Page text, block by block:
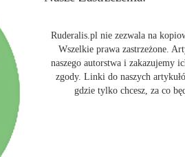
Ruderalis.pl nie zezwala na
Wszelkie prawa zastrzeżone.
naszego autorstwa i zakazujemy
zgody. Linki do naszych
gdzie tylko chcesz, za co